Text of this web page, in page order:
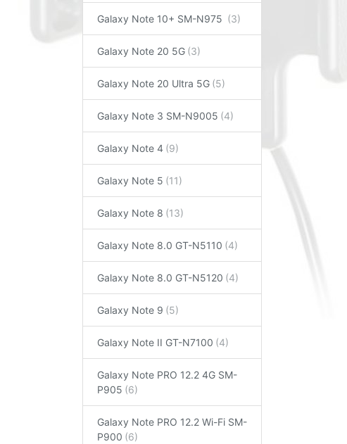
Galaxy Note 10+ SM-N975
Galaxy Note 20 5G
Galaxy Note 20 Ultra 5G
Galaxy Note 3 SM-N9005
Galaxy Note 4
Galaxy Note 5
Galaxy Note 8
Galaxy Note 8.0 GT-N5110
Galaxy Note 8.0 GT-N5120
Galaxy Note 9
Galaxy Note II GT-N7100
Galaxy Note PRO 12.2 4G SM-
P905
Galaxy Note PRO 12.2 Wi-Fi SM-
P900